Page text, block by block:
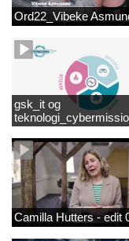
Ord22_Vibeke
gsk_it og
Camilla Hutters - edit